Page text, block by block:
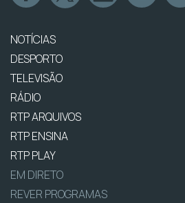
NOTÍCIAS
DESPORTO
TELEVISÃO
RÁDIO
RTP ARQUIVOS
RTP ENSINA
RTP PLAY
EM DIRETO
REVER PROGRAMAS